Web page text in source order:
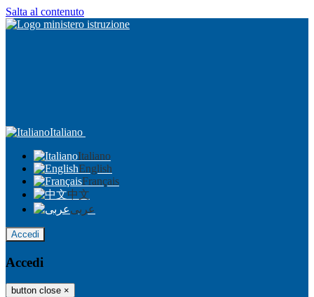
Salta al contenuto
Italiano
Italiano
English
Français
中文
عربى
Accedi
Accedi
button close ×